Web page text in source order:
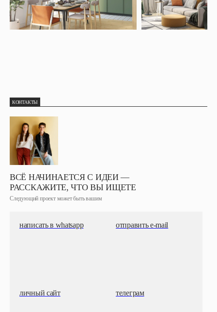
КОНТАКТЫ
ВСЁ НАЧИНАЕТСЯ С ИДЕИ —
РАССКАЖИТЕ, ЧТО ВЫ ИЩЕТЕ
Следующий проект может быть вашим
написать в whatsapp отправить e-mail
личный сайт телеграм